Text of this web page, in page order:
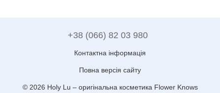
+38 (066) 82 03 980
Контактна інформація
Повна версія сайту
© 2026 Holy Lu – оригінальна косметика Flower Knows